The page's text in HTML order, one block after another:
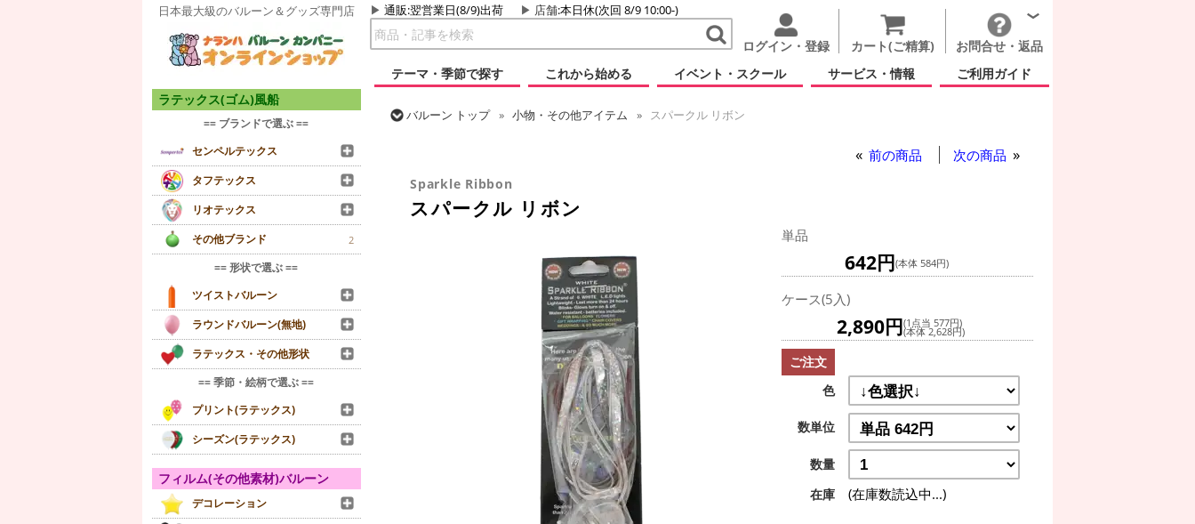
日本最大級のバルーン＆グッズ専門店 通販:翌営業日(8/9)出荷 店舗:本日休(次回 8/9 10:00-)
ログイン・登録 カート(ご精算)
お問合せ・返品
テーマ・季節で探す
これから始める イベント・スクール サービス・情報 ご利用ガイド
ラテックス(ゴム)風船
== ブランドで選ぶ ==
センペルテックス
タフテックス
リオテックス
その他ブランド
2
== 形状で選ぶ ==
ツイストバルーン
ラウンドバルーン(無地)
ラテックス・その他形状
== 季節・絵柄で選ぶ ==
プリント(ラテックス)
シーズン(ラテックス)
フィルム(その他素材)バルーン
デコレーション
バルーン トップ 小物・その他アイテム
スパークル リボン
前の商品 次の商品
Sparkle Ribbon
スパークル リボン
単品
642円(本体 584円)
ケース(5入)
2,890円(1点当 577円)
(本体 2,628円)
ご注文
色
数単位
数量
在庫
(在庫数読込中...)